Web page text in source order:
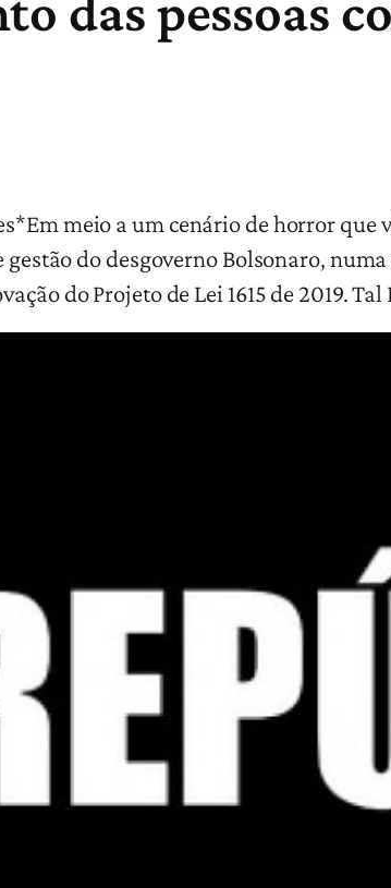
meio a um cenário de horror
do desgoverno Bolsonaro,
do Projeto de Lei 1615 de 2019.